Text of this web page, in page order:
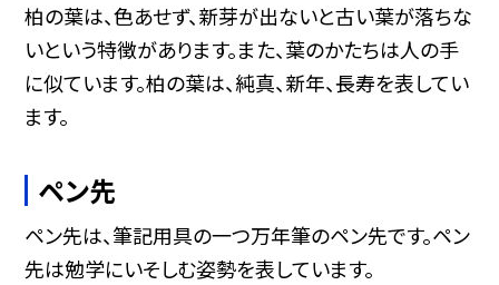
柏の葉は、色あせず、新芽が出ないと古い葉が落ちな
いという特徴があります。また、葉のかたちは人の手
に似ています。柏の葉は、純真、新年、長寿を表してい
ます。
ペン先
ペン先は、筆記用具の一つ万年筆のペン先です。ペン
先は勉学にいそしむ姿勢を表しています。